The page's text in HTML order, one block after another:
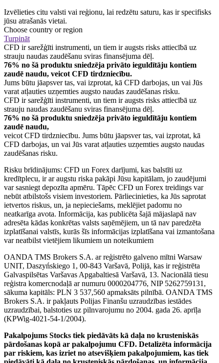
Izvēlieties citu valsti vai reģionu, lai redzētu saturu, kas ir specifisks
jūsu atrašanās vietai.
Choose country or region
Turpināt
CFD ir sarežģīti instrumenti, un tiem ir augsts risks attiecībā uz
strauju naudas zaudēšanu sviras finansējuma dēļ.
76% no šā produktu sniedzēja privāto ieguldītāju kontiem
zaudē naudu, veicot CFD tirdzniecību.
Jums būtu jāapsver tas, vai izprotat, kā CFD darbojas, un vai Jūs
varat atļauties uzņemties augsto naudas zaudēšanas risku.
CFD ir sarežģīti instrumenti, un tiem ir augsts risks attiecībā uz
strauju naudas zaudēšanu sviras finansējuma dēļ.
76% no šā produktu sniedzēja privāto ieguldītāju kontiem
zaudē naudu,
veicot CFD tirdzniecību. Jums būtu jāapsver tas, vai izprotat, kā
CFD darbojas, un vai Jūs varat atļauties uzņemties augsto naudas
zaudēšanas risku.
Risku brīdinājums: CFD un Forex darījumi, kas balstīti uz
kredītplecu, ir ar augstu riska pakāpi Jūsu kapitālam, jo zaudējumi
var sasniegt depozīta apmēru. Tāpēc CFD un Forex treidings var
nebūt atbilstošs visiem investoriem. Pārliecinieties, ka Jūs saprotat
ietvertos riskus, un, ja nepieciešams, meklējiet padomu no
neatkarīga avota. Informācija, kas publicēta šajā mājaslapā nav
adresēta kādas konkrētas valsts saņēmējiem, un tā nav paredzēta
izplatīšanai valstīs, kurās šīs informācijas izplatīšana vai izmantošana
var neatbilst vietējiem likumiem un noteikumiem
OANDA TMS Brokers S.A. ar reģistrēto galveno mītni Warsaw
UNIT, Daszyńskiego 1, 00-843 Varšavā, Polijā, kas ir reģistrēta
Galvaspilsētas Varšavas Apgabaltiesā Varšavā, 13. Nacionālā tiesu
reģistra komercnodaļā ar numuru 0000204776, NIP 5262759131,
sākuma kapitāls: PLN 3 537,560 apmaksāts pilnībā. OANDA TMS
Brokers S.A. ir pakļauts Polijas Finanšu uzraudzības iestādes
uzraudzībai, balstoties uz pilnvarojumu no 2004. gada 26. aprīļa
(KPWig-4021-54-1/2004).
Pakalpojums Stocks tiek piedāvāts kā daļa no krusteniskās
pārdošanas kopā ar pakalpojumu CFD. Detalizēta informācija
par riskiem, kas izriet no atsevišķiem pakalpojumiem, kas tiek